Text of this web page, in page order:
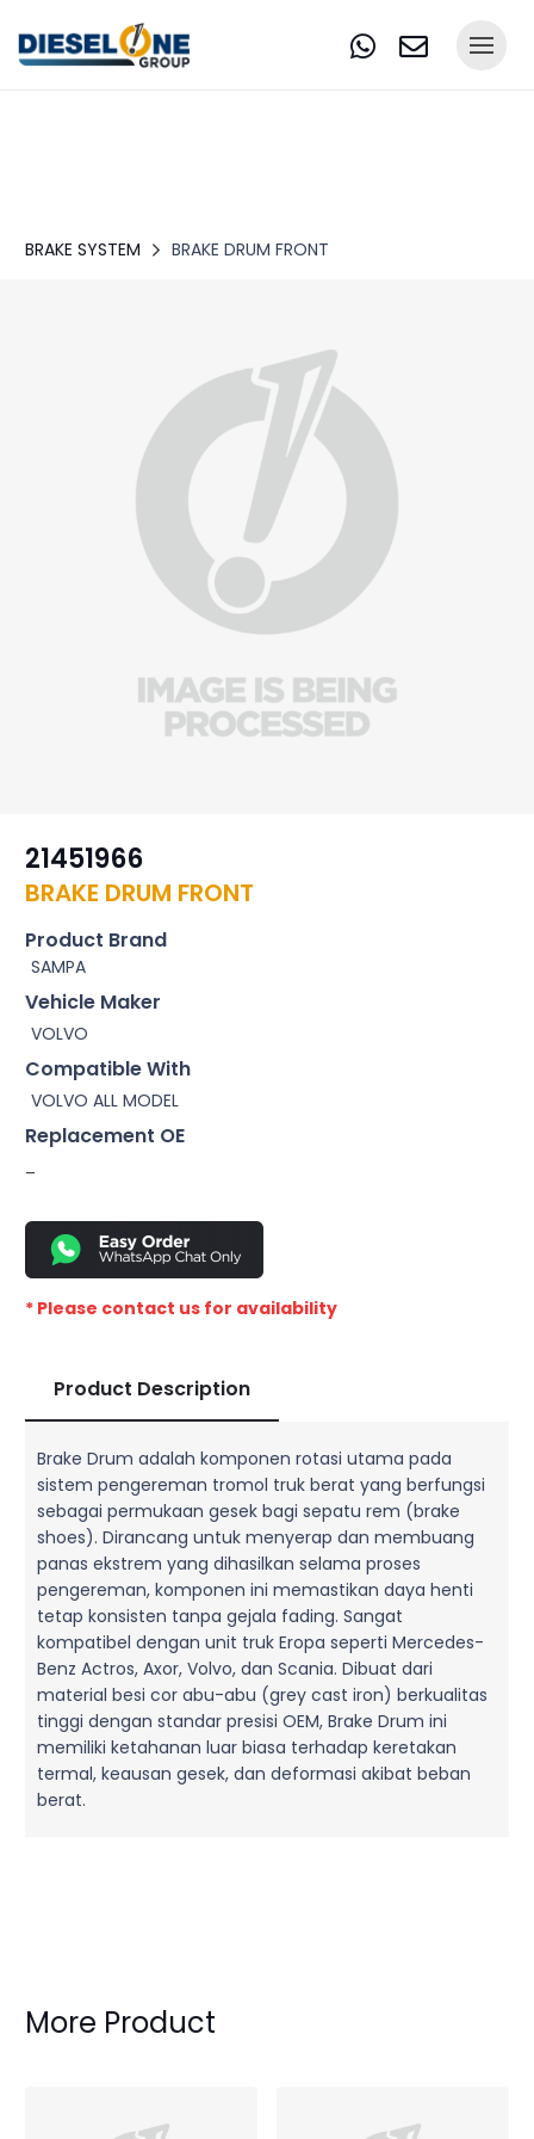
BRAKE SYSTEM BRAKE DRUM FRONT
21451966
BRAKE DRUM FRONT
Product Brand
SAMPA
Vehicle Maker
VOLVO
Compatible With
VOLVO ALL MODEL
Replacement OE
–
* Please contact us for availability
Product Description
Brake Drum adalah komponen rotasi utama pada
sistem pengereman tromol truk berat yang berfungsi
sebagai permukaan gesek bagi sepatu rem (brake
shoes). Dirancang untuk menyerap dan membuang
panas ekstrem yang dihasilkan selama proses
pengereman, komponen ini memastikan daya henti
tetap konsisten tanpa gejala fading. Sangat
kompatibel dengan unit truk Eropa seperti Mercedes-
Benz Actros, Axor, Volvo, dan Scania. Dibuat dari
material besi cor abu-abu (grey cast iron) berkualitas
tinggi dengan standar presisi OEM, Brake Drum ini
memiliki ketahanan luar biasa terhadap keretakan
termal, keausan gesek, dan deformasi akibat beban
berat.
More Product